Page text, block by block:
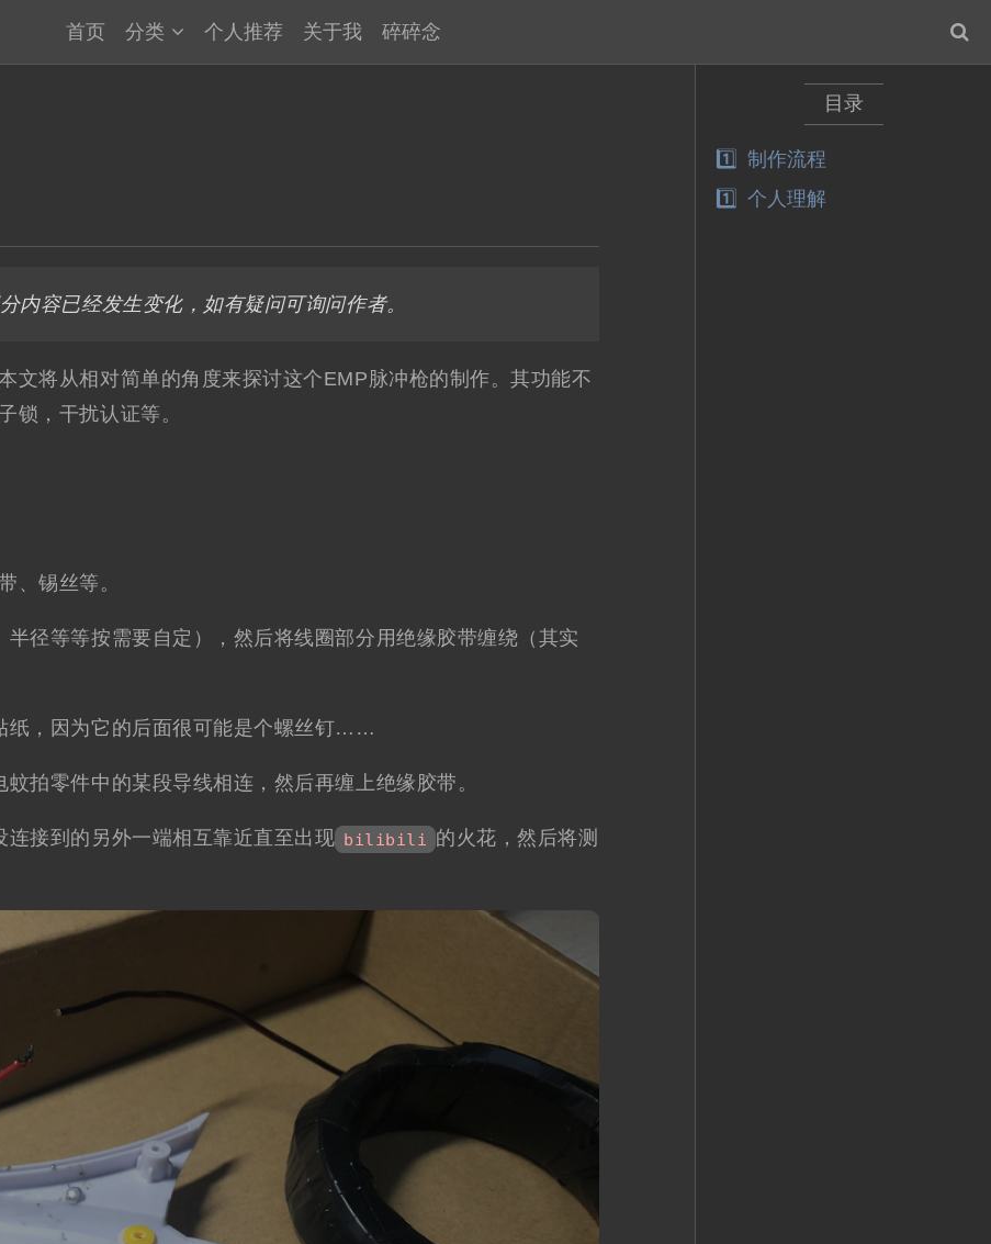
首页 分类 个人推荐 关于我 碎碎念
内容已经发生变化，如有疑问可询问作者。
将从相对简单的角度来探讨这个EMP脉冲枪的制作。其功能不
锁，干扰认证等。
、锡丝等。
径等等按需要自定），然后将线圈部分用绝缘胶带缠绕（其实
纸，因为它的后面很可能是个螺丝钉……
拍零件中的某段导线相连，然后再缠上绝缘胶带。
接到的另外一端相互靠近直至出现 bilibili
的火花，然后将测
目录
制作流程
个人理解